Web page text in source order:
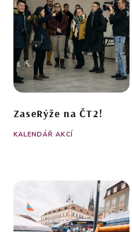
ZaseRýže na ČT2!
KALENDÁŘ AKCÍ